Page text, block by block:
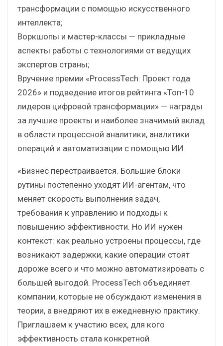
трансформации с помощью искусственного
интеллекта;
Воркшопы и мастер-классы — прикладные
аспекты работы с технологиями от ведущих
экспертов страны;
Вручение премии «ProcessTech: Проект года
2026» и подведение итогов рейтинга «Топ-10
лидеров цифровой трансформации» — награды
за лучшие проекты и наиболее значимый вклад
в области процессной аналитики, аналитики
операций и автоматизации с помощью ИИ.
«Бизнес перестраивается. Большие блоки
рутины постепенно уходят ИИ-агентам, что
меняет скорость выполнения задач,
требования к управлению и подходы к
повышению эффективности. Но ИИ нужен
контекст: как реально устроены процессы, где
возникают задержки, какие операции стоят
дороже всего и что можно автоматизировать с
большей выгодой. ProcessTech объединяет
компании, которые не обсуждают изменения в
теории, а внедряют их в ежедневную практику.
Приглашаем к участию всех, для кого
эффективность стала конкретной